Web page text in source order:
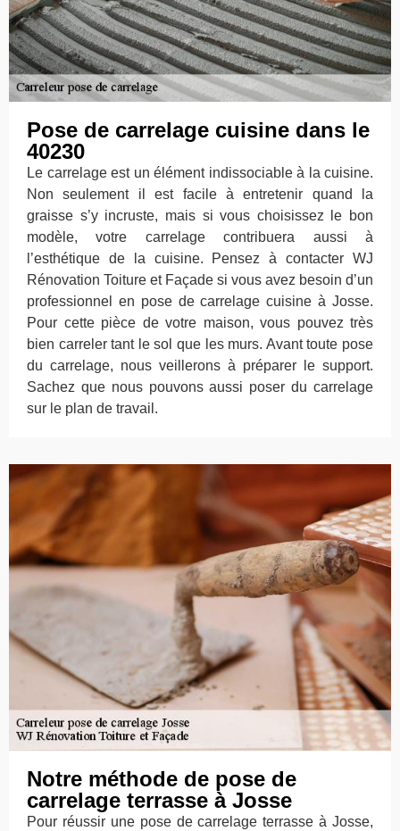
Pose de carrelage cuisine dans le
40230
Le carrelage est un élément indissociable à la cuisine.
Non seulement il est facile à entretenir quand la
graisse s’y incruste, mais si vous choisissez le bon
modèle, votre carrelage contribuera aussi à
l’esthétique de la cuisine. Pensez à contacter WJ
Rénovation Toiture et Façade si vous avez besoin d’un
professionnel en pose de carrelage cuisine à Josse.
Pour cette pièce de votre maison, vous pouvez très
bien carreler tant le sol que les murs. Avant toute pose
du carrelage, nous veillerons à préparer le support.
Sachez que nous pouvons aussi poser du carrelage
sur le plan de travail.
Notre méthode de pose de
carrelage terrasse à Josse
Pour réussir une pose de carrelage terrasse à Josse,